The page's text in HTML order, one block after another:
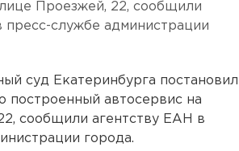
Проезжей, 22, сообщили
пресс-службе администрации
суд Екатеринбурга постановил
построенный автосервис на
сообщили агентству ЕАН в
города.